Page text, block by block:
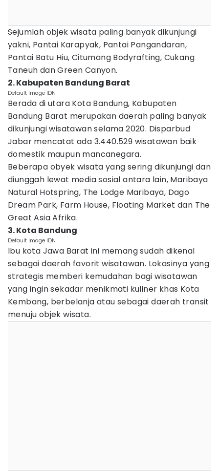
Sejumlah objek wisata paling banyak dikunjungi
yakni, Pantai Karapyak, Pantai Pangandaran,
Pantai Batu Hiu, Citumang Bodyrafting, Cukang
Taneuh dan Green Canyon.
2. Kabupaten Bandung Barat
Default Image IDN
Berada di utara Kota Bandung, Kabupaten
Bandung Barat merupakan daerah paling banyak
dikunjungi wisatawan selama 2020. Disparbud
Jabar mencatat ada 3.440.529 wisatawan baik
domestik maupun mancanegara.
Beberapa obyek wisata yang sering dikunjungi dan
diunggah lewat media sosial antara lain, Maribaya
Natural Hotspring, The Lodge Maribaya, Dago
Dream Park, Farm House, Floating Market dan The
Great Asia Afrika.
3. Kota Bandung
Default Image IDN
Ibu kota Jawa Barat ini memang sudah dikenal
sebagai daerah favorit wisatawan. Lokasinya yang
strategis memberi kemudahan bagi wisatawan
yang ingin sekadar menikmati kuliner khas Kota
Kembang, berbelanja atau sebagai daerah transit
menuju objek wisata.